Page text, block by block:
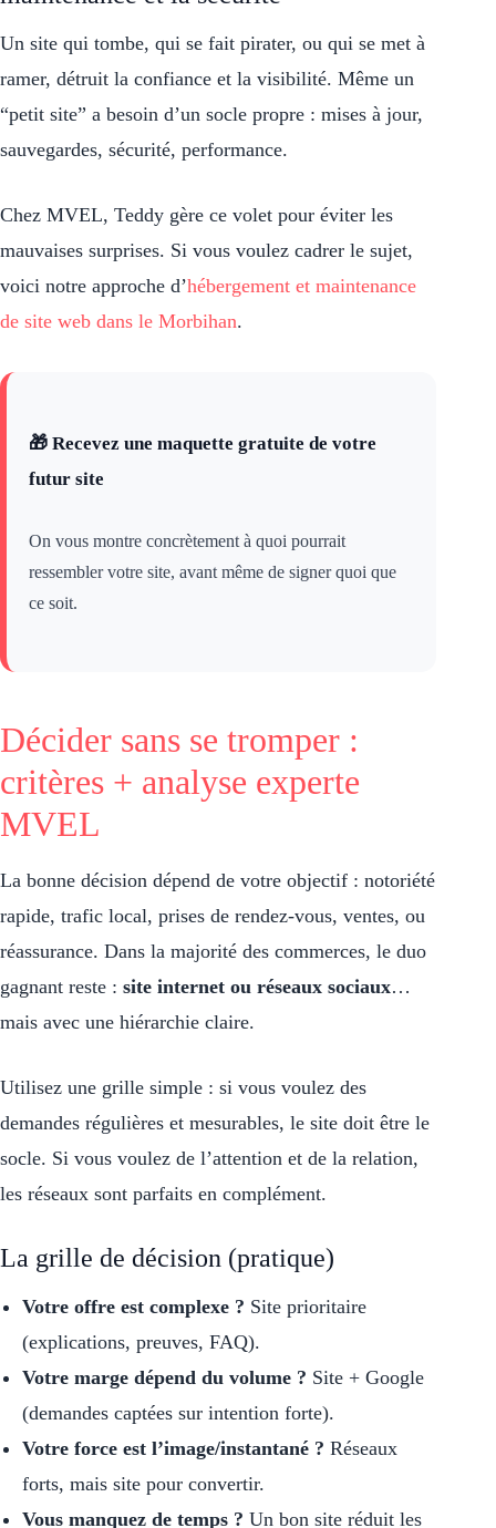
Un site qui tombe, qui se fait pirater, ou qui se met à
ramer, détruit la confiance et la visibilité. Même un
“petit site” a besoin d’un socle propre : mises à jour,
sauvegardes, sécurité, performance.
Chez MVEL, Teddy gère ce volet pour éviter les
mauvaises surprises. Si vous voulez cadrer le sujet,
voici notre approche d’hébergement et maintenance
de site web dans le Morbihan.
🎁 Recevez une maquette gratuite de votre
futur site
On vous montre concrètement à quoi pourrait
ressembler votre site, avant même de signer quoi que
ce soit.
Décider sans se tromper :
critères + analyse experte
MVEL
La bonne décision dépend de votre objectif : notoriété
rapide, trafic local, prises de rendez-vous, ventes, ou
réassurance. Dans la majorité des commerces, le duo
gagnant reste : site internet ou réseaux sociaux…
mais avec une hiérarchie claire.
Utilisez une grille simple : si vous voulez des
demandes régulières et mesurables, le site doit être le
socle. Si vous voulez de l’attention et de la relation,
les réseaux sont parfaits en complément.
La grille de décision (pratique)
Votre offre est complexe ? Site prioritaire
(explications, preuves, FAQ).
Votre marge dépend du volume ? Site + Google
(demandes captées sur intention forte).
Votre force est l’image/instantané ? Réseaux
forts, mais site pour convertir.
Vous manquez de temps ? Un bon site réduit les